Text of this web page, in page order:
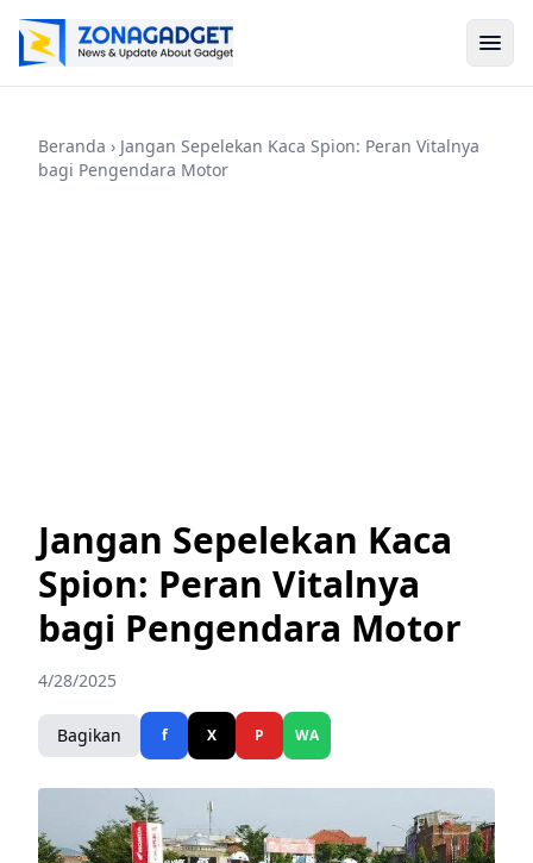
Beranda › Jangan Sepelekan Kaca Spion: Peran Vitalnya
bagi Pengendara Motor
Jangan Sepelekan Kaca
Spion: Peran Vitalnya
bagi Pengendara Motor
4/28/2025
Bagikan f X P WA